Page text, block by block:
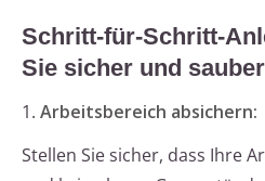
Schritt-für-Schritt-
Sie sicher und sauber
1. Arbeitsbereich absichern:
Stellen Sie sicher, dass Ihre